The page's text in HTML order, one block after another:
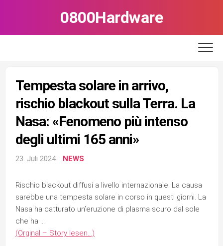
0800Hardware
Tempesta solare in arrivo,
rischio blackout sulla Terra. La
Nasa: «Fenomeno più intenso
degli ultimi 165 anni»
23. Juli 2024 NEWS
Rischio blackout diffusi a livello internazionale. La causa
sarebbe una tempesta solare in corso in questi giorni. La
Nasa ha catturato un’eruzione di plasma scuro dal sole
che ha …
(Orginal – Story lesen…)